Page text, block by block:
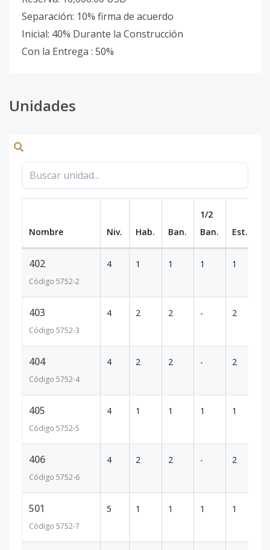
Separación: 10% firma de acuerdo
Inicial: 40% Durante la Construcción
Con la Entrega : 50%
Unidades
Nombre Niv. Hab. Ban.
1/2
Ban.
Est.
402
Código 5752-2
4 1 1 1 1
403
Código 5752-3
4 2 2 - 2
404
Código 5752-4
4 2 2 - 2
405
Código 5752-5
4 1 1 1 1
406
Código 5752-6
4 2 2 - 2
501
Código 5752-7
5 1 1 1 1